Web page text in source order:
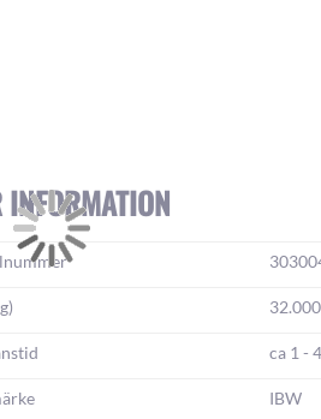
INFORMATION
ca 1 -
IBW